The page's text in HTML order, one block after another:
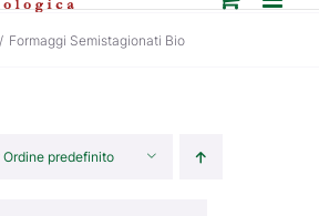
/ Formaggi Semistagionati Bio
Ordine predefinito